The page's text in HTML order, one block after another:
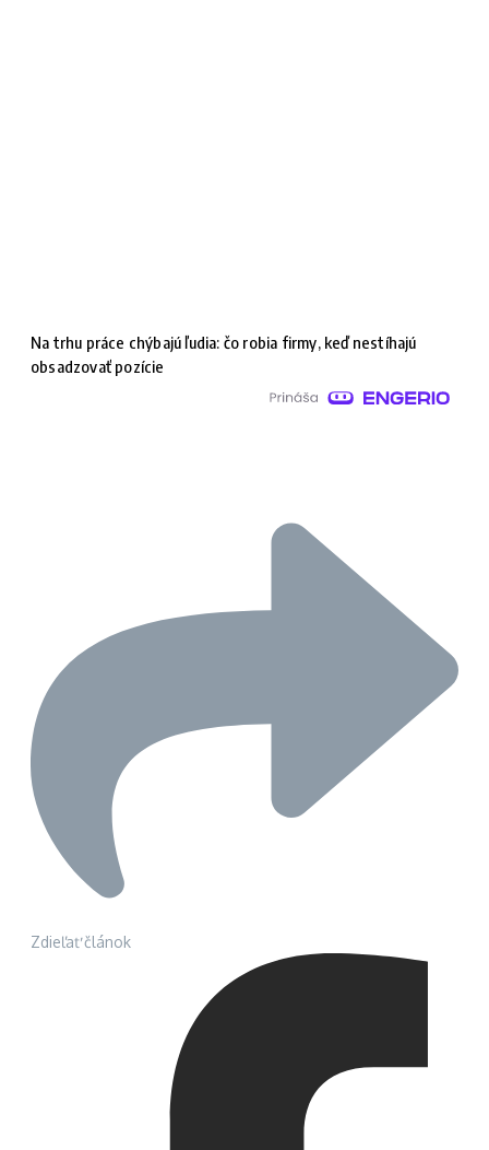
Na trhu práce chýbajú ľudia: čo robia firmy, keď nestíhajú
obsadzovať pozície
Zdieľať článok